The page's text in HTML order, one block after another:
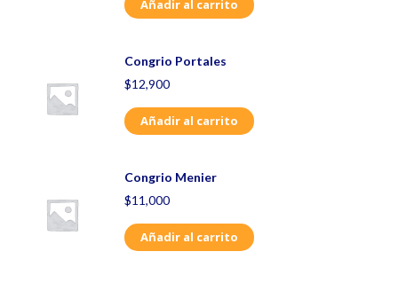
Añadir al carrito
Congrio Portales
$12,900
Añadir al carrito
Congrio Menier
$11,000
Añadir al carrito